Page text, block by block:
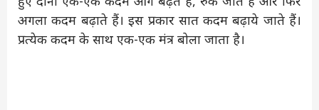
अगला कदम बढ़ाते हैं। इस प्रकार सात कदम बढ़ाये जाते हैं।
प्रत्येक कदम के साथ एक-एक मंत्र बोला जाता है।